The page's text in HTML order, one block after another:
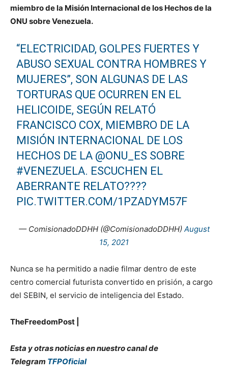
miembro de la Misión Internacional de los Hechos de la
ONU sobre Venezuela.
“ELECTRICIDAD, GOLPES FUERTES Y
ABUSO SEXUAL CONTRA HOMBRES Y
MUJERES”, SON ALGUNAS DE LAS
TORTURAS QUE OCURREN EN EL
HELICOIDE, SEGÚN RELATÓ
FRANCISCO COX, MIEMBRO DE LA
MISIÓN INTERNACIONAL DE LOS
HECHOS DE LA @ONU_ES SOBRE
#VENEZUELA. ESCUCHEN EL
ABERRANTE RELATO????
PIC.TWITTER.COM/1PZADYM57F
— ComisionadoDDHH (@ComisionadoDDHH) August
15, 2021
Nunca se ha permitido a nadie filmar dentro de este
centro comercial futurista convertido en prisión, a cargo
del SEBIN, el servicio de inteligencia del Estado.
TheFreedomPost |
Esta y otras noticias en nuestro canal de
Telegram TFPOficial